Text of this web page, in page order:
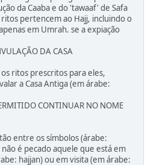
da Caaba e do 'tawaaf' de Safa
pertencem ao Hajj, incluindo o
em Umrah. se a expiação
DA CASA
ritos prescritos para eles,
a Casa Antiga (em árabe:
CONTINUAR NO NOME
entre os símbolos (árabe:
é pecado aquele que está em
hajjan) ou em visita (em árabe: